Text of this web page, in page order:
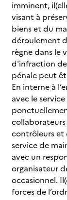
imminent,
visant à
biens et du
déroulement
règne dans le
d'infraction
pénale peut
En interne à
avec le
collaborateurs
contrôleurs et
service de
avec un
organisateur
occasionnel.
forces de